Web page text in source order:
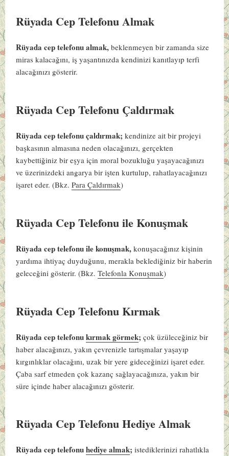
Rüyada Cep Telefonu Almak
Rüyada cep telefonu almak,beklenmeyen bir zamanda size
miras kalacağını, iş yaşantınızda kendinizi kanıtlayıp terfi
alacağınızı gösterir.
Rüyada Cep Telefonu Çaldırmak
Rüyada cep telefonu çaldırmak;kendinize ait bir projeyi
başkasının almasına neden olacağınızı, gerçekten
kaybettiğiniz bir eşya için moral bozukluğu yaşayacağınızı
ve üzerinizdeki angarya bir işten kurtulup, rahatlayacağınızı
işaret eder. (Bkz.Para Çaldırmak)
Rüyada Cep Telefonu ile Konuşmak
Rüyada cep telefonu ile konuşmak,konuşacağınız kişinin
yardıma ihtiyaç duyduğunu, merakla beklediğiniz bir haberin
geleceğini gösterir.(Bkz.Telefonla Konuşmak)
Rüyada Cep Telefonu Kırmak
Rüyada cep telefonukırmak görmek;çok üzüleceğiniz bir
haber alacağınızı, yakın çevrenizle tartışmalar yaşayıp
kırgınlıklar olacağını, uzak bir yere gideceğinizi işaret eder.
Çaba sarf etmeden çok kazanç sağlayacağınıza, yakın bir
süre içinde haber alacağınızı gösterir.
Rüyada Cep Telefonu Hediye Almak
Rüyada cep telefonuhediye almak;istediklerinizi rahatlıkla